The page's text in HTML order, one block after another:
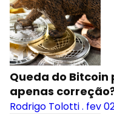
Queda do
apenas
Rodrigo Tolotti. fev